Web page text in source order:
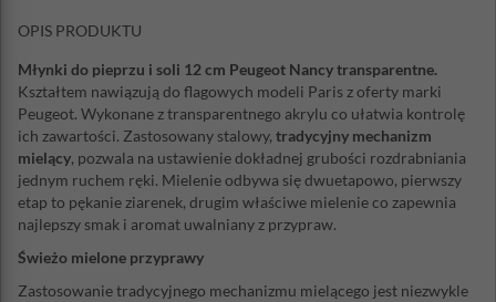
OPIS PRODUKTU
Młynki do pieprzu i soli 12 cm Peugeot Nancy transparentne.
Kształtem nawiązują do flagowych modeli Paris z oferty marki
Peugeot. Wykonane z transparentnego akrylu co ułatwia kontrolę
ich zawartości. Zastosowany stalowy, tradycyjny mechanizm
mielący, pozwala na ustawienie dokładnej grubości rozdrabniania
jednym ruchem ręki. Mielenie odbywa się dwuetapowo, pierwszy
etap to pękanie ziarenek, drugim właściwe mielenie co zapewnia
najlepszy smak i aromat uwalniany z przypraw.
Świeżo mielone przyprawy
Zastosowanie tradycyjnego mechanizmu mielącego jest niezwykle